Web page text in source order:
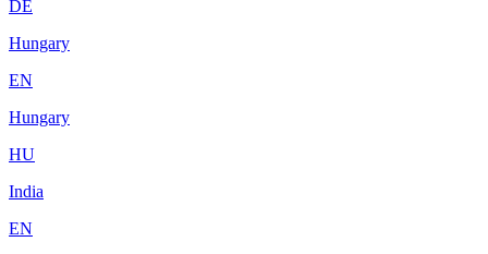
DE
Hungary
EN
Hungary
HU
India
EN